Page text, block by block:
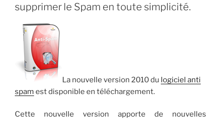
supprimer le Spam en toute simplicité.
La nouvelle version 2010 du logiciel anti
spam est disponible en téléchargement.
Cette nouvelle version apporte de nouvelles